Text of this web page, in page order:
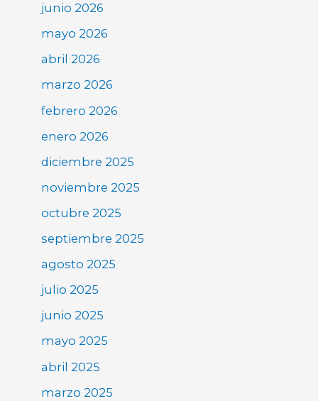
junio 2026
mayo 2026
abril 2026
marzo 2026
febrero 2026
enero 2026
diciembre 2025
noviembre 2025
octubre 2025
septiembre 2025
agosto 2025
julio 2025
junio 2025
mayo 2025
abril 2025
marzo 2025